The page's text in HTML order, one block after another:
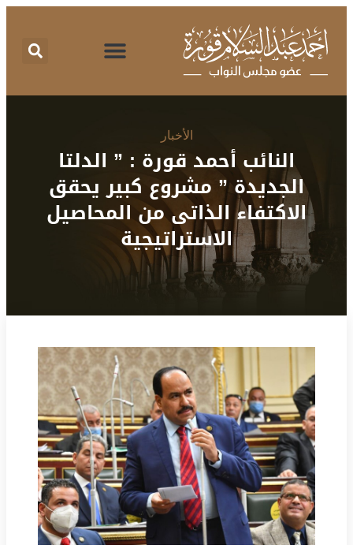
الأخبار
النائب أحمد قورة : ” الدلتا
الجديدة ” مشروع كبير يحقق
الاكتفاء الذاتى من المحاصيل
الاستراتيجية